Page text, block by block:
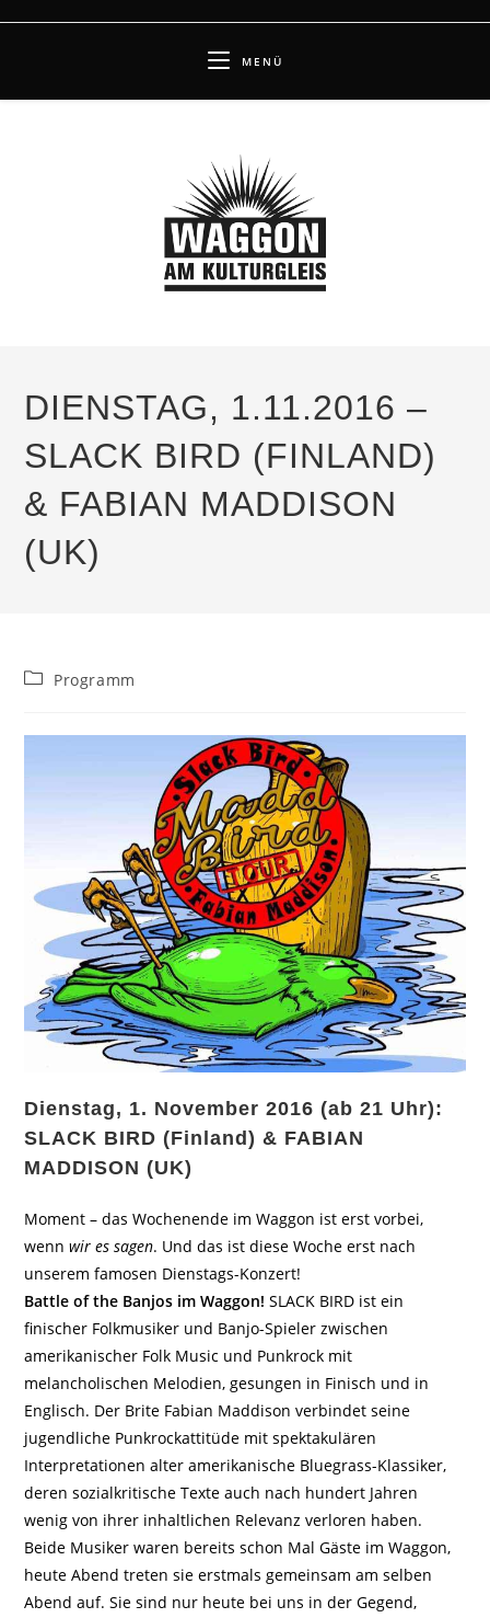
MENÜ
DIENSTAG, 1.11.2016 –
SLACK BIRD (FINLAND)
& FABIAN MADDISON
(UK)
Beitrags-
Programm
Dienstag, 1. November 2016 (ab 21 Uhr):
SLACK BIRD (Finland) & FABIAN
MADDISON (UK)
Moment – das Wochenende im Waggon ist erst vorbei,
wennwir es sagen. Und das ist diese Woche erst nach
unserem famosen Dienstags-Konzert!
Battle of the Banjos im Waggon!SLACK BIRD ist ein
finischer Folkmusiker und Banjo-Spieler zwischen
amerikanischer Folk Music und Punkrock mit
melancholischen Melodien, gesungen in Finisch und in
Englisch. Der Brite Fabian Maddison verbindet seine
jugendliche Punkrockattitüde mit spektakulären
Interpretationen alter amerikanische Bluegrass-Klassiker,
deren sozialkritische Texte auch nach hundert Jahren
wenig von ihrer inhaltlichen Relevanz verloren haben.
Beide Musiker waren bereits schon Mal Gäste im Waggon,
heute Abend treten sie erstmals gemeinsam am selben
Abend auf. Sie sind nur heute bei uns in der Gegend,